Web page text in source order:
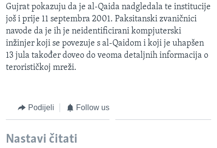
PRATITE NAS
Jezici
Gujrat pokazuju da je al-Qaida nadgledala te institucije
još i prije 11 septembra 2001. Paksitanski zvaničnici
navode da je ih je neidentificirani kompjuterski
inžinjer koji se povezuje s al-Qaidom i koji je uhapšen
13 jula također doveo do veoma detaljnih informacija o
terorističkoj mreži.
Podijeli Follow us
Nastavi čitati